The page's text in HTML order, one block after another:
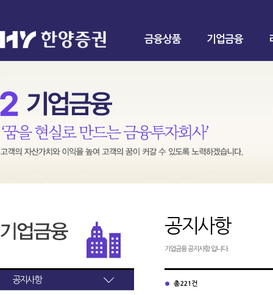
금융상품 기업금융
공지사항
공지사항
기업금융 공지사항 입니다.
총 221건